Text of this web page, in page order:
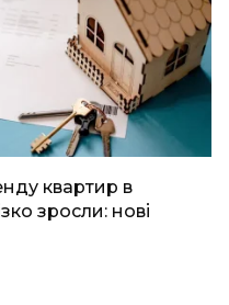
квартир в
зросли: нові